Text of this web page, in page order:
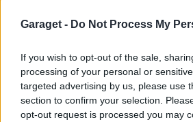
Garaget - Do Not Process My
If you wish to opt-out of the sale,
processing of your personal or
targeted advertising by us, please use
section to confirm your selection.
opt-out request is processed you may
Projekt
delar sökes)
Senaste inlägget avTyfors för 22
Huggern goes big block with
Senaste inlägget avhugger69 för